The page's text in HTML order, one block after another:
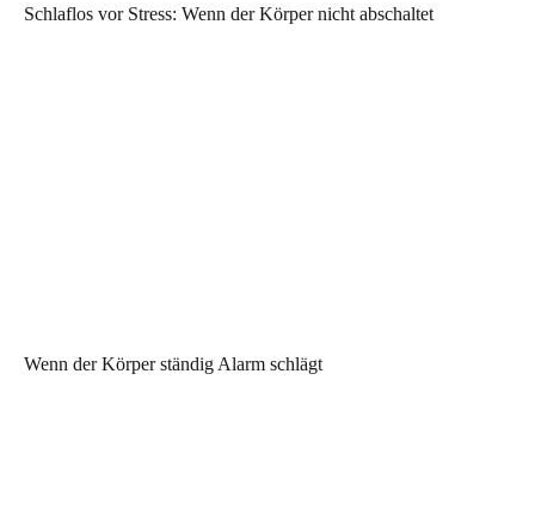
Schlaflos vor Stress: Wenn der Körper nicht abschaltet
Wenn der Körper ständig Alarm schlägt